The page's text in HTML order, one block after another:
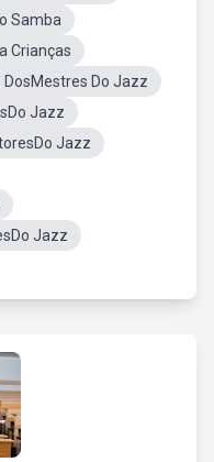
Samba
Crianças
DosMestres Do Jazz
Jazz
Jazz
Jazz